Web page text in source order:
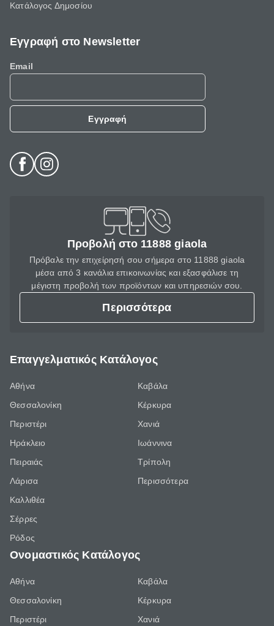
Κατάλογος Δημοσίου
Εγγραφή στο Newsletter
Email
Εγγραφή
Προβολή στο 11888 giaola
Πρόβαλε την επιχείρησή σου σήμερα στο 11888 giaola
μέσα από 3 κανάλια επικοινωνίας και εξασφάλισε τη
μέγιστη προβολή των προϊόντων και υπηρεσιών σου.
Περισσότερα
Επαγγελματικός Κατάλογος
Αθήνα
Θεσσαλονίκη
Περιστέρι
Ηράκλειο
Πειραιάς
Λάρισα
Καλλιθέα
Σέρρες
Ρόδος
Καβάλα
Κέρκυρα
Χανιά
Ιωάννινα
Τρίπολη
Περισσότερα
Ονομαστικός Κατάλογος
Αθήνα
Θεσσαλονίκη
Περιστέρι
Καβάλα
Κέρκυρα
Χανιά